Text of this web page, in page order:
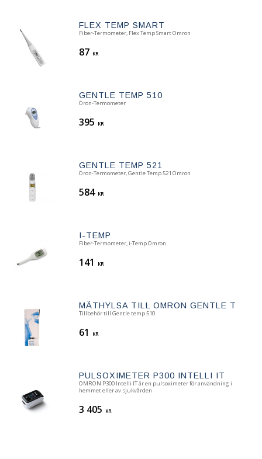
FLEX TEMP SMART
Fiber-Termometer, Flex Temp Smart Omron
87 KR
GENTLE TEMP 510
Öron-Termometer
395 KR
GENTLE TEMP 521
Öron-Termometer, Gentle Temp 521 Omron
584 KR
I-TEMP
Fiber-Termometer, i-Temp Omron
141 KR
MÄTHYLSA TILL OMRON GENTLE TEMP
Tillbehör till Gentle temp 510
61 KR
PULSOXIMETER P300 INTELLI IT
OMRON P300 Intelli IT är en pulsoximeter för användning i
hemmet eller av sjukvården
3 405 KR